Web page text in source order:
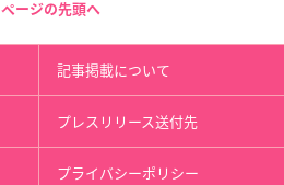
ページの先頭へ
記事掲載について
プレスリリース送付先
プライバシーポリシー